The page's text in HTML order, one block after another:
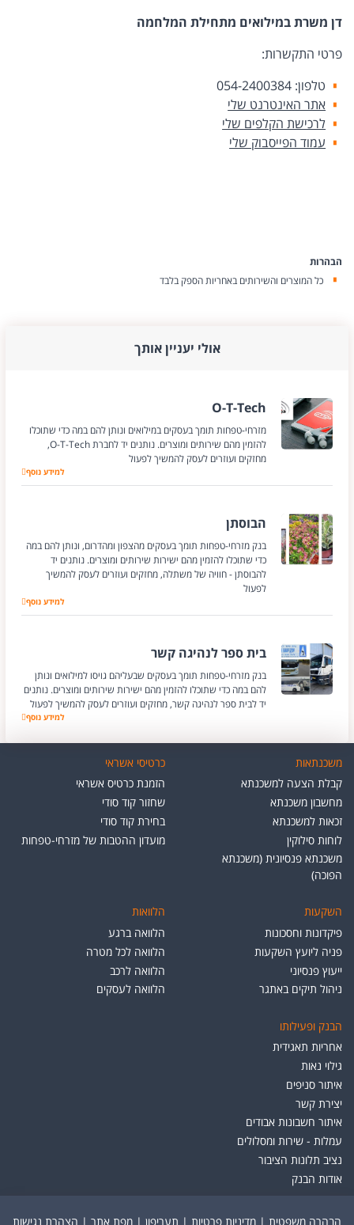
דן משרת במילואים מתחילת המלחמה
פרטי התקשרות:
טלפון: 054-2400384
אתר האינטרנט שלי
לרכישת הקלפים שלי
עמוד הפייסבוק שלי
הבהרות
כל המוצרים והשירותים באחריות הספק בלבד
אולי יעניין אותך
O-T-Tech
מזרחי-טפחות תומך בעסקים במילואים ונותן להם במה כדי שתוכלו
להזמין מהם שירותים ומוצרים. נותנים יד לחברת O-T-Tech,
מחזקים ועוזרים לעסק להמשיך לפעול
O-T-Tech
למידע נוסף
הבוסתן
בנק מזרחי-טפחות תומך בעסקים מהצפון ומהדרום, ונותן להם במה
כדי שתוכלו להזמין מהם ישירות שירותים ומוצרים. נותנים יד
להבוסתן - חוויה של משתלה, מחזקים ועוזרים לעסק להמשיך
לפעול
הבוסתן
למידע נוסף
בית ספר לנהיגה קשר
בנק מזרחי-טפחות תומך בעסקים שבעליהם גויסו למילואים ונותן
להם במה כדי שתוכלו להזמין מהם ישירות שירותים ומוצרים. נותנים
יד לבית ספר לנהיגה קשר, מחזקים ועוזרים לעסק להמשיך לפעול
בית ספר לנהיגה
למידע נוסף
משכנתאות
קבלת הצעה למשכנתא
מחשבון משכנתא
זכאות למשכנתא
לוחות סילוקין
משכנתא פנסיונית (משכנתא
הפוכה)
כרטיסי אשראי
הזמנת כרטיס אשראי
שחזור קוד סודי
בחירת קוד סודי
מועדון ההטבות של מזרחי-טפחות
השקעות
פיקדונות וחסכונות
פניה ליועץ השקעות
ייעוץ פנסיוני
ניהול תיקים באתגר
הלוואות
הלוואה ברגע
הלוואה לכל מטרה
הלוואה לרכב
הלוואה לעסקים
הבנק ופעילותו
אחריות תאגידית
גילוי נאות
איתור סניפים
יצירת קשר
איתור חשבונות אבודים
עמלות - שירות ומסלולים
נציב תלונות הציבור
אודות הבנק
הבהרה משפטית | מדיניות פרטיות | תעריפון | מפת אתר | הצהרת נגישות